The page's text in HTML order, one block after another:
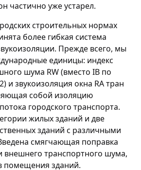
частично уже устарел.
строительных нормах
более гибкая система
Прежде всего, мы
единицы: индекс
шума RW (вместо IB по
и звукоизоляция окна RA тран
собой изоляцию
городского транспорта.
жилых зданий и две
зданий с различными
смягчающая поправка
внешнего транспортного шума,
помещения зданий.